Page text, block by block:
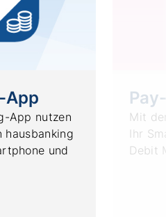
App
App nutzen
hausbanking
und
Mit
Ihr
Debit